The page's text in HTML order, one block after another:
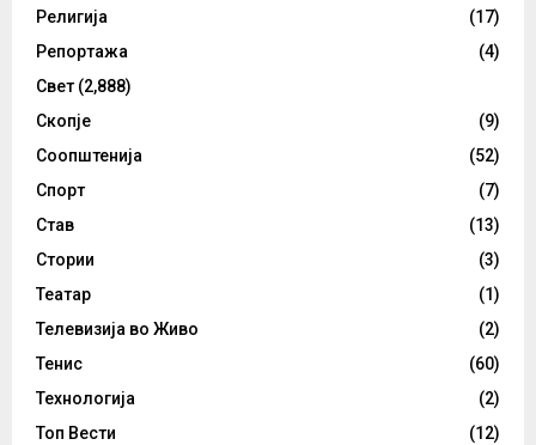
Религија
(17)
Репортажа
(4)
Свет (2,888)
Скопје
(9)
Соопштенија
(52)
Спорт
(7)
Став
(13)
Стории
(3)
Театар
(1)
Телевизија во Живо
(2)
Тенис
(60)
Технологија
(2)
Топ Вести
(12)